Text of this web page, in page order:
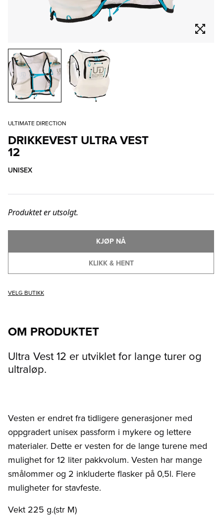
ULTIMATE DIRECTION
DRIKKEVEST ULTRA VEST
12
UNISEX
Produktet er utsolgt.
KLIKK & HENT
KJØP NÅ
VELG BUTIKK
OM PRODUKTET
Ultra Vest 12 er utviklet for lange turer og
ultraløp.
Vesten er endret fra tidligere generasjoner med
oppgradert unisex passform i mykere og lettere
materialer. Dette er vesten for de lange turene med
mulighet for 12 liter pakkvolum. Vesten har mange
smålommer og 2 inkluderte flasker på 0,5l. Flere
muligheter for stavfeste.
Vekt 225 g.(str M)